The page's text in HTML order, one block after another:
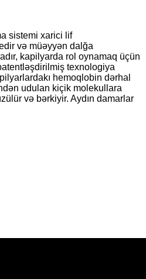
sistemi xarici lif
və müəyyən dalğa
kapilyarda rol oynamaq üçün
texnologiya
hemoqlobin dərhal
udulan kiçik molekullara
və bərkiyir. Aydın damarlar